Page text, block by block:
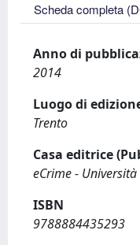
Scheda completa
Anno di
2014
Luogo di
Trento
Casa editrice
eCrime -
ISBN
9788884435293